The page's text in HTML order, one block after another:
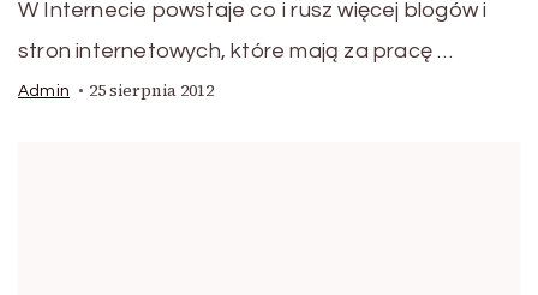
W Internecie powstaje co i rusz więcej blogów i
stron internetowych, które mają za pracę …
Admin 25 sierpnia 2012